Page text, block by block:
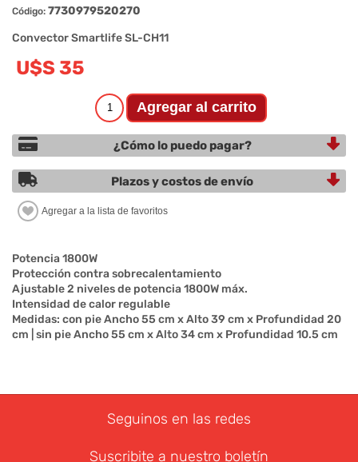
Código: 7730979520270
Convector Smartlife SL-CH11
U$S 35
¿Cómo lo puedo pagar?
Plazos y costos de envío
Potencia 1800W
Protección contra sobrecalentamiento
Ajustable 2 niveles de potencia 1800W máx.
Intensidad de calor regulable
Medidas: con pie Ancho 55 cm x Alto 39 cm x Profundidad 20
cm | sin pie Ancho 55 cm x Alto 34 cm x Profundidad 10.5 cm
Seguinos en las redes
Suscribite a nuestro boletín